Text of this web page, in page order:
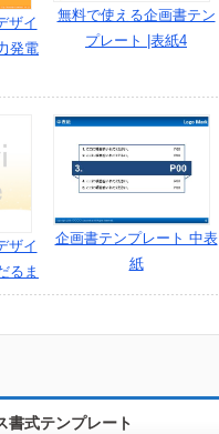
ザイ
発電
無料で使える企画書テン
プレート |表紙4
ザイ
るま
企画書テンプレート 中表
紙
書式テンプレート